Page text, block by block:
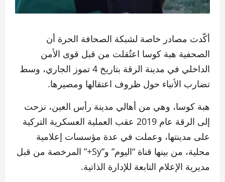
أكّدت مصادر خاصة لشبكة الصحافة الحرة أن
الصحفية هبة كوسا اعتُقلت من قبل قوى الأمن
الداخلي في مدينة الرقة بتاريخ 4 تموز الجاري، وسط
تضارب الأنباء حول ظروف اعتقالها ومصيرها.
هبة كوسا، وهي من أهالي مدينة رأس العين، نزحت
إلى الرقة عام 2019 عقب العملية العسكرية التركية
على مدينتها، وعملت في عدة مؤسسات إعلامية
محلية، من بينها قناة “اليوم” و”Sy+” المرخصة من قبل
مديرية الإعلام التابعة للإدارة الذاتية.